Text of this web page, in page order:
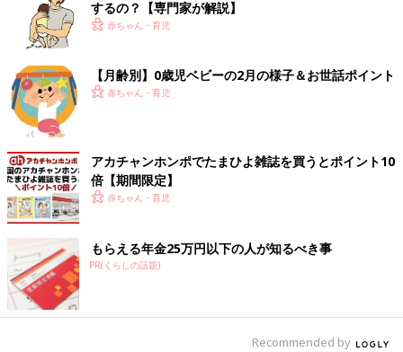
するの？【専門家が解説】
赤ちゃん・育児
【月齢別】0歳児ベビーの2月の様子＆お世話ポイント
赤ちゃん・育児
アカチャンホンポでたまひよ雑誌を買うとポイント10
倍【期間限定】
赤ちゃん・育児
もらえる年金25万円以下の人が知るべき事
PR(くらしの話題)
Recommended by